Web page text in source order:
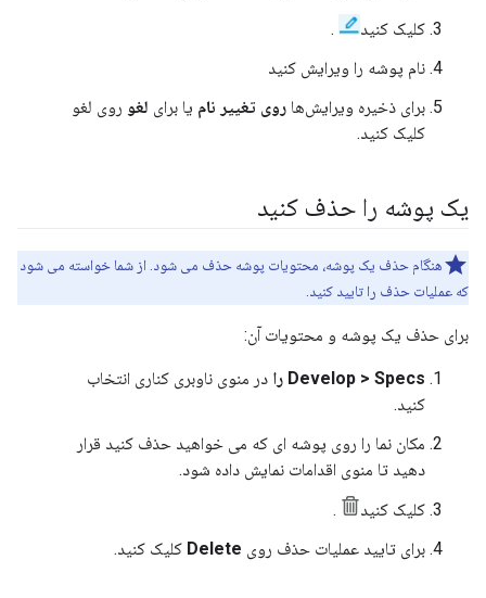
کلیک کنید
.
نام پوشه را ویرایش کنید
برای ذخیره ویرایش‌ها روی تغییر نام یا برای لغو روی لغو
کلیک کنید.
یک پوشه را حذف کنید
هنگام حذف یک پوشه، محتویات پوشه حذف می شود. از شما خواسته می شود
که عملیات حذف را تایید کنید.
برای حذف یک پوشه و محتویات آن:
Develop > Specs را
در منوی ناوبری کناری انتخاب
کنید.
مکان نما را روی پوشه ای که می خواهید حذف کنید قرار
دهید تا منوی اقدامات نمایش داده شود.
کلیک کنید
.
برای تایید عملیات حذف روی Delete کلیک کنید.